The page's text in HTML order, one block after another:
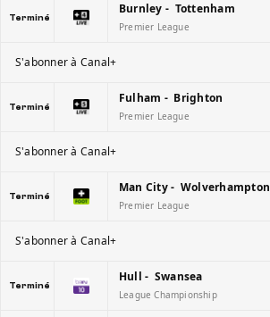
Terminé
Burnley - Tottenham
Premier League
S'abonner à Canal+
Terminé
Fulham - Brighton
Premier League
S'abonner à Canal+
Terminé
Man City - Wolverhampton
Premier League
S'abonner à Canal+
Terminé
Hull - Swansea
League Championship